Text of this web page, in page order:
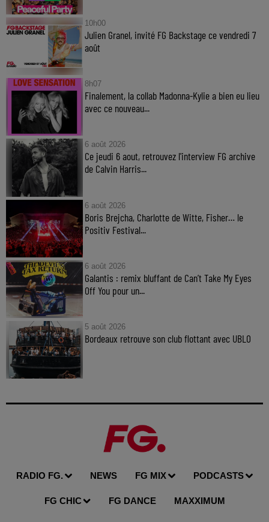
10h00
Julien Granel, invité FG Backstage ce vendredi 7
août
8h07
Finalement, la collab Madonna-Kylie a bien eu lieu
avec ce nouveau...
6 août 2026
Ce jeudi 6 aout, retrouvez l'interview FG archive
de Calvin Harris...
6 août 2026
Boris Brejcha, Charlotte de Witte, Fisher… le
Positiv Festival...
6 août 2026
Galantis : remix bluffant de Can’t Take My Eyes
Off You pour un...
5 août 2026
Bordeaux retrouve son club flottant avec UBLO
RADIO FG. NEWS FG MIX PODCASTS
FG CHIC FG DANCE MAXXIMUM